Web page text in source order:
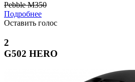
Pebble M350
Подробнее
Оставить голос
2
G502 HERO